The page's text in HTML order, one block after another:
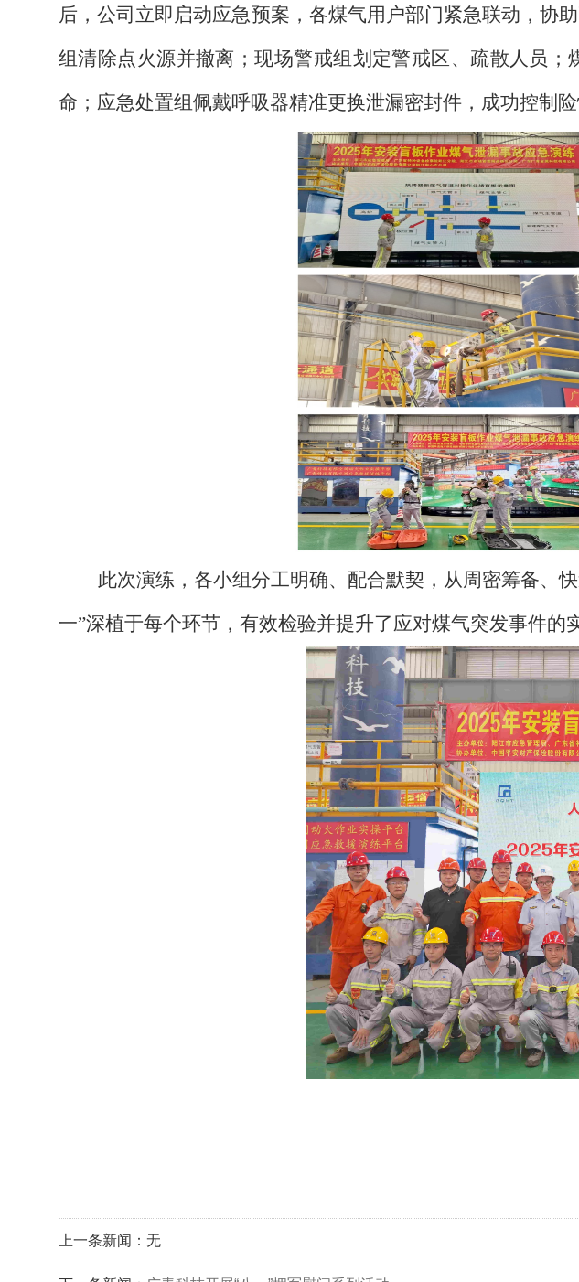
后，公司立即启动应急预案，各煤气用户部门紧急联动，协
组清除点火源并撤离；现场警戒组划定警戒区、疏散人员
命；应急处置组佩戴呼吸器精准更换泄漏密封件，成功控制险
此次演练，各小组分工明确、配合默契，从周密筹备、
一”深植于每个环节，有效检验并提升了应对煤气突发事件的
上一条新闻：无